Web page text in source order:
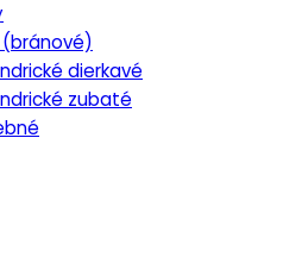
dierkavé
zubaté